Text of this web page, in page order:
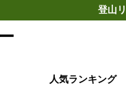
登山
人気ランキング